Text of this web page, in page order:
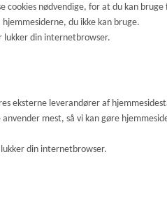
cookies nødvendige, for at du kan
du ikke kan bruge.
lukker din internetbrowser.
eksterne leverandører af
mest, så vi kan gøre
din internetbrowser.